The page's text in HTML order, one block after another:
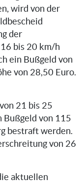
wird von der
der
bis 20 km/h
ein Bußgeld von
von 28,50 Euro.
21 bis 25
Bußgeld von 115
bestraft werden.
von 26
aktuellen